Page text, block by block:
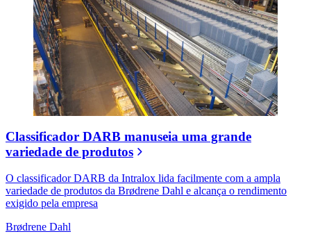
Classificador DARB manuseia uma grande
variedade de produtos
O classificador DARB da Intralox lida facilmente com a ampla
variedade de produtos da Brødrene Dahl e alcança o rendimento
exigido pela empresa
Brødrene Dahl